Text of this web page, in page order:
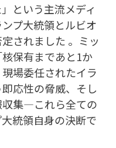
という主流メディ
プ大統領とルビオ
されました 。ミッ
保有まであと1か
場委任されたイラ
応性の脅威、そし
収集—これら全ての
統領自身の決断で